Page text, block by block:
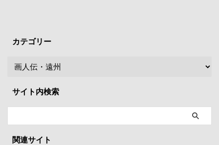
カテゴリー
サイト内検索
関連サイト